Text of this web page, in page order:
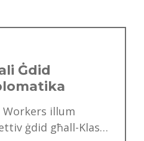
Ġdid
Workers illum
ġdid għall-Klassi